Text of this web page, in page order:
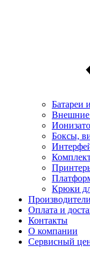
Батареи
Внешние
Боксы,
Крюки
Производители
Оплата и
Контакты
О компании
Сервисный